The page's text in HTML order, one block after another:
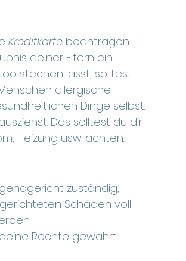
Kreditkarte beantragen.
deiner Eltern ein
stechen lässt, solltest
allergische
Dinge selbst.
Das solltest du dir
Heizung usw. achten.
zuständig,
Schäden voll
Rechte gewahrt